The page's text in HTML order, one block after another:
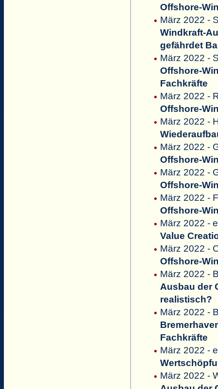
Offshore-
März 2022 -
Windkraft-
gefährdet
März 2022 -
Offshore-
Fachkräfte
März 2022 -
Offshore-
März 2022 -
März 2022 -
Offshore-
März 2022 -
Offshore-
März 2022 -
Offshore-
März 2022 -
Value
März 2022 -
Offshore-
März 2022 -
Ausbau der
realistisch?
März 2022 -
Fachkräfte
März 2022 -
März 2022 -